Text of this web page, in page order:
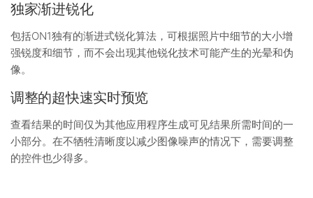
独家渐进锐化
包括ON1独有的渐进式锐化算法，可根据照片中细节的大小增
强锐度和细节，而不会出现其他锐化技术可能产生的光晕和伪
像。
调整的超快速实时预览
查看结果的时间仅为其他应用程序生成可见结果所需时间的一
小部分。在不牺牲清晰度以减少图像噪声的情况下，需要调整
的控件也少得多。